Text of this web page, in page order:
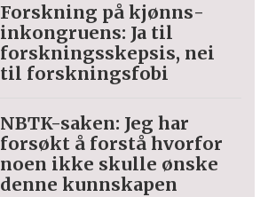
Forskning på kjønns­
inkongruens: Ja til
forskningsskepsis, nei
til forskningsfobi
NBTK-saken: Jeg har
forsøkt å forstå hvorfor
noen ikke skulle ønske
denne kunnskapen